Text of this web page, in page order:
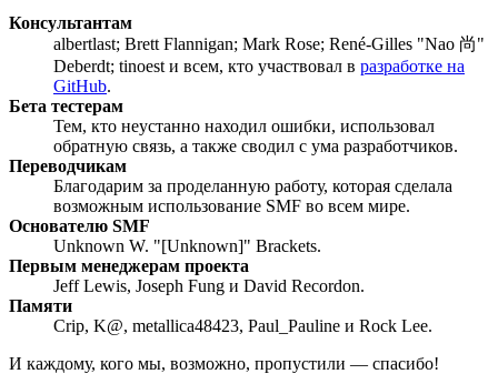
Консультантам
albertlast; Brett Flannigan; Mark Rose; René-Gilles "Nao 尚"
Deberdt; tinoest и всем, кто участвовал в разработке на
GitHub.
Бета тестерам
Тем, кто неустанно находил ошибки, использовал
обратную связь, а также сводил с ума разработчиков.
Переводчикам
Благодарим за проделанную работу, которая сделала
возможным использование SMF во всем мире.
Основателю SMF
Unknown W. "[Unknown]" Brackets.
Первым менеджерам проекта
Jeff Lewis, Joseph Fung и David Recordon.
Памяти
Crip, K@, metallica48423, Paul_Pauline и Rock Lee.
И каждому, кого мы, возможно, пропустили — спасибо!